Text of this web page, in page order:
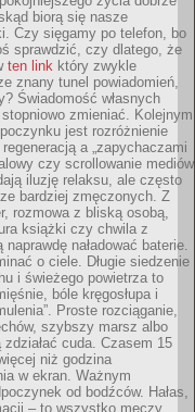
biorą się nasze
Czy sięgamy po telefon, bo
sprawdzić, czy dlatego, że
ten link który zwykle
znany tunel powiadomień,
Świadomość własnych
zmieniać. Kolejnym
jest rozróżnienie
a „zapychaczami
czy scrollowanie mediów
iluzję relaksu, ale często
bardziej zmęczonych. Z
rozmowa z bliską osobą,
książki czy chwila z
naładować baterie.
o ciele. Długie siedzenie
i świeżego powietrza to
bóle kręgosłupa i
Proste rozciąganie,
szybszy marsz albo
cuda. Czasem 15
niż godzina
w ekran. Ważnym
od bodźców. Hałas,
– to wszystko męczy